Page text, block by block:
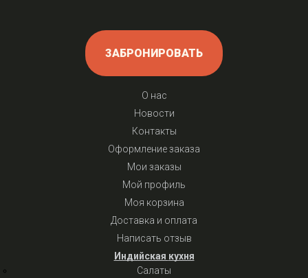
ЗАБРОНИРОВАТЬ
О нас
Новости
Контакты
Оформление заказа
Мои заказы
Мой профиль
Моя корзина
Доставка и оплата
Написать отзыв
Индийская кухня
Салаты